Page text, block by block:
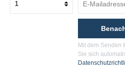
Mit dem Senden
Sie sich